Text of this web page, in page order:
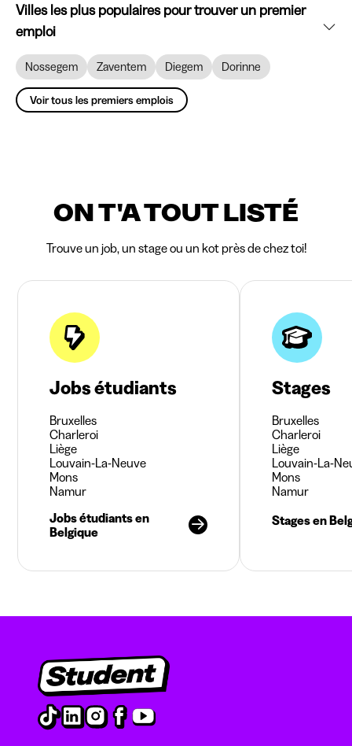
Villes les plus populaires pour trouver un premier
emploi
Nossegem Zaventem Diegem Dorinne
Voir tous les premiers emplois
ON T'A TOUT LISTÉ
Trouve un job, un stage ou un kot près de chez toi!
Jobs étudiants
Bruxelles
Charleroi
Liège
Louvain-La-Neuve
Mons
Namur
Jobs étudiants en
Belgique
Stages
Bruxelles
Charleroi
Liège
Louvain-La-
Mons
Namur
Stages en